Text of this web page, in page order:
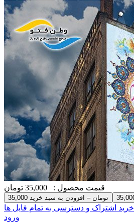
قیمت محصول : 35,000 تومان
35,000 تومان – افزودن به سبد خرید
خرید اشتراک و دسترسی به تمام فایل ها
ورود